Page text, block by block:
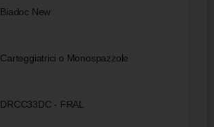
Biadoc New
Carteggiatrici o Monospazzole
DRCC33DC - FRAL